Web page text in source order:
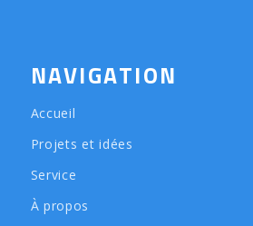
NAVIGATION
Accueil
Projets et idées
Service
À propos